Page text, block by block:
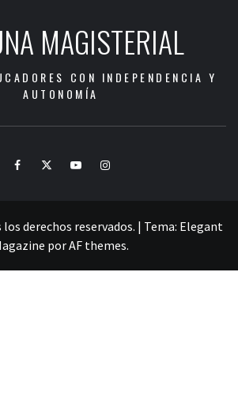
MAGISTERIAL
CON INDEPENDENCIA Y
AUTONOMÍA
FacebookTwitterYoutubeInstagram
derechos reservados. | Tema: Elegant
porAF themes.